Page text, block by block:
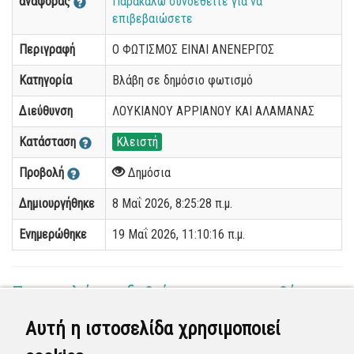
Αυτή η ιστοσελίδα χρησιμοποιεί
επιβεβαιώσετε
Περιγραφή Ο ΦΩΤΙΣΜΟΣ ΕΙΝΑΙ ΑΝΕΝΕΡΓΟΣ
Κατηγορία Βλάβη σε δημόσιο φωτισμό
Διεύθυνση ΛΟΥΚΙΑΝΟΥ ΑΡΡΙΑΝΟΥ ΚΑΙ ΑΛΑΜΑΝΑΣ
Κατάσταση Κλειστή
Προβολή Δημόσια
Δημιουργήθηκε 8 Μαΐ 2026, 8:25:28 π.μ.
Ενημερώθηκε 19 Μαΐ 2026, 11:10:16 π.μ.
Παρακαλώ συνδεθείτε για να προσθέσετε
το σχόλιό σας